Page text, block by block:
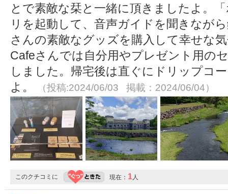
とで素敵な栞と一緒に頂きましたよ。
リを起動して、音声ガイドを聞きなが
さんの素敵なグッズを購入して幸せな
Cafeさんでは自分用やプレゼント用の
しました。帰宅後は直ぐにドリップコ
よ。
（投稿:2024/06/03 掲載：2024/06/04）
このクチコミに 現在： 1人